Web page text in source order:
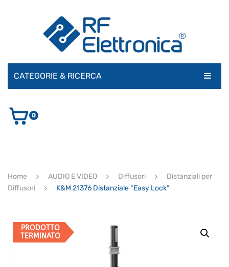
CATEGORIE & RICERCA
AUDIO E VIDEO
ULTIMI ARRIVI
0
Home AUDIO E VIDEO Diffusori
Distanziali per
Diffusori
K&M 21376 Distanziale “Easy Lock”
PRODOTTO
TERMINATO